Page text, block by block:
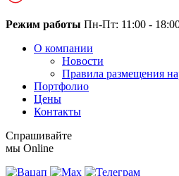
Режим работы Пн-Пт: 11:00 -
О компании
Новости
Правила размещения
Портфолио
Цены
Контакты
Спрашивайте
мы Online